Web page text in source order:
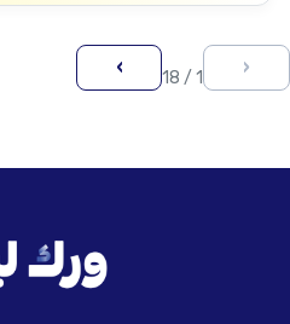
‹
1 / 18
›